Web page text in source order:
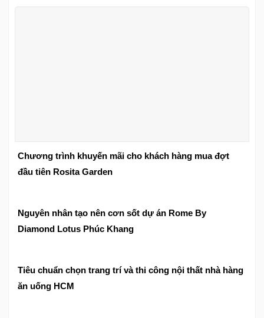
Chương trình khuyến mãi cho khách hàng mua đợt
đầu tiên Rosita Garden
Nguyên nhân tạo nên cơn sốt dự án Rome By
Diamond Lotus Phúc Khang
Tiêu chuẩn chọn trang trí và thi công nội thất nhà hàng
ăn uống HCM